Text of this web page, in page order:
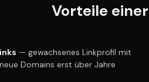
Vorteile
— gewachsenes Linkprofil mit
Domains erst über Jahre